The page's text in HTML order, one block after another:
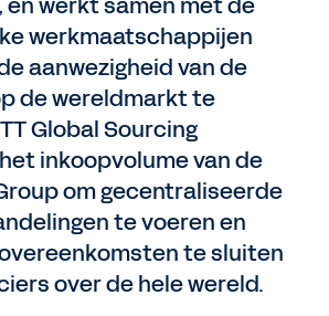
werkmaatschappijen
aanwezigheid van de
de wereldmarkt te
Global Sourcing
inkoopvolume van de
om gecentraliseerde
te voeren en
te sluiten
over de hele wereld.